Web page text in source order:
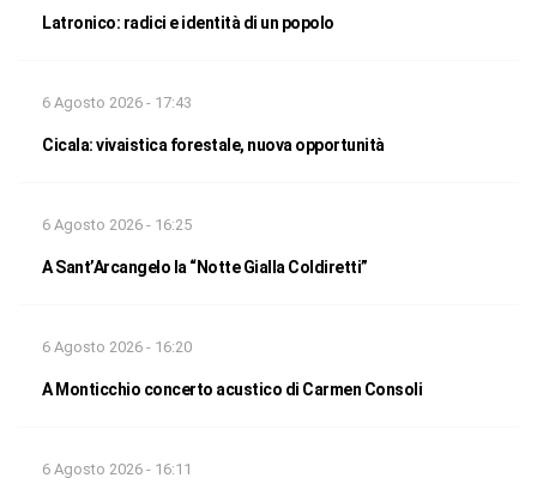
Latronico: radici e identità di un popolo
6 Agosto 2026 - 17:43
Cicala: vivaistica forestale, nuova opportunità
6 Agosto 2026 - 16:25
A Sant’Arcangelo la “Notte Gialla Coldiretti”
6 Agosto 2026 - 16:20
A Monticchio concerto acustico di Carmen Consoli
6 Agosto 2026 - 16:11